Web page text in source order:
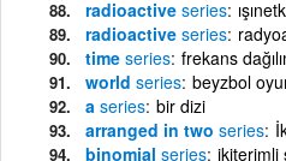
radioactive series
radioactive series
time series frekans
world series beyzbol
a series bir dizi
arranged in two series
binomial series ikiterimli